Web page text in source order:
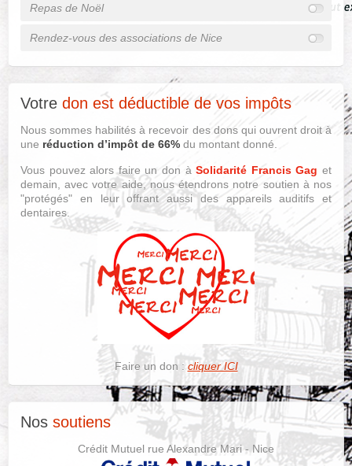
Repas de Noël
Rendez-vous des associations de Nice
Votre don est déductible de vos impôts
Nous sommes habilités à recevoir des dons qui ouvrent droit à
une réduction d’impôt de 66% du montant donné.
Vous pouvez alors faire un don àSolidarité Francis Gag et
demain, avec votre aide, nous étendrons notre soutien à nos
"protégés" en leur offrant aussi des appareils auditifs et
dentaires.
Faire un don : cliquer ICI
Nos soutiens
Crédit Mutuel rue Alexandre Mari - Nice